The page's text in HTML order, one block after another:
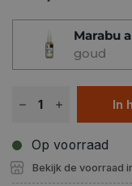
Marabu
goud
In
Op voorraad
Bekijk de voorraad